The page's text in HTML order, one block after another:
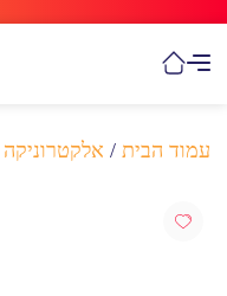
עמוד הבית / אלקטרוניקה